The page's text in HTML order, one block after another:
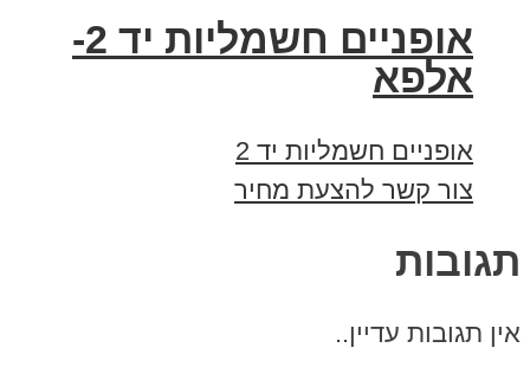
אופניים חשמליות יד 2-
אלפא
אופניים חשמליות יד 2
צור קשר להצעת מחיר
תגובות
אין תגובות עדיין..